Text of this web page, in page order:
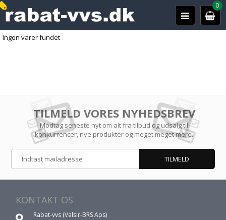
0
Ingen varer fundet
TILMELD VORES NYHEDSBREV
Modtag seneste nyt om alt fra tilbud og udsalg til
konkurrencer, nye produkter og meget meget mere.
KONTAKT OS
Rabat-vvs (Valsir-BRS Aps)